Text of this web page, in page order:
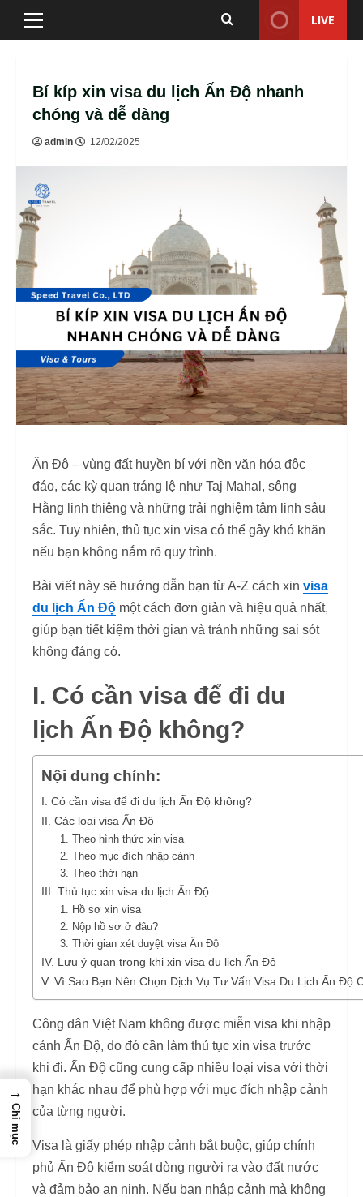
Skip
Primary
LIVE
Bí kíp xin visa du lịch Ấn Độ nhanh
chóng và dễ dàng
admin 12/02/2025
Ấn Độ – vùng đất huyền bí với nền văn hóa độc
đáo, các kỳ quan tráng lệ như Taj Mahal, sông
Hằng linh thiêng và những trải nghiệm tâm linh sâu
sắc. Tuy nhiên, thủ tục xin visa có thể gây khó khăn
nếu bạn không nắm rõ quy trình.
Bài viết này sẽ hướng dẫn bạn từ A-Z cách xin visa
du lịch Ấn Độ một cách đơn giản và hiệu quả nhất,
giúp bạn tiết kiệm thời gian và tránh những sai sót
không đáng có.
I. Có cần visa để đi du
lịch Ấn Độ không?
Nội dung chính:
I. Có cần visa để đi du lịch Ấn Độ không?
II. Các loại visa Ấn Độ
1. Theo hình thức xin visa
2. Theo mục đích nhập cảnh
3. Theo thời hạn
III. Thủ tục xin visa du lịch Ấn Độ
1. Hồ sơ xin visa
2. Nộp hồ sơ ở đâu?
3. Thời gian xét duyệt visa Ấn Độ
IV. Lưu ý quan trọng khi xin visa du lịch Ấn Độ
V. Vì Sao Bạn Nên Chọn Dịch Vụ Tư Vấn Visa Du Lịch Ấn Độ
Công dân Việt Nam không được miễn visa khi nhập
cảnh Ấn Độ, do đó cần làm thủ tục xin visa trước
khi đi. Ấn Độ cũng cung cấp nhiều loại visa với thời
hạn khác nhau để phù hợp với mục đích nhập cảnh
của từng người.
Visa là giấy phép nhập cảnh bắt buộc, giúp chính
phủ Ấn Độ kiểm soát dòng người ra vào đất nước
và đảm bảo an ninh. Nếu bạn nhập cảnh mà không
→
Chỉ mục